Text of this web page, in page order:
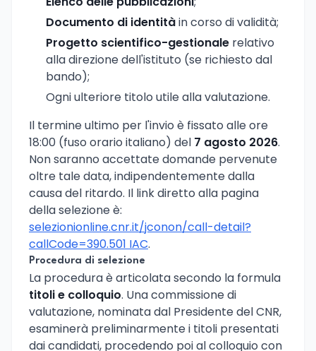
Documento di identitàin corso di validità;
Progetto scientifico-gestionale relativo
alla direzione dell'istituto (se richiesto dal
bando);
Ogni ulteriore titolo utile alla valutazione.
Il termine ultimo per l'invio è fissato alle ore
18:00 (fuso orario italiano) del 7 agosto 2026.
Non saranno accettate domande pervenute
oltre tale data, indipendentemente dalla
causa del ritardo. Il link diretto alla pagina
della selezione è:
selezionionline.cnr.it/jconon/call-detail?
callCode=390.501 IAC.
Procedura di selezione
La procedura è articolata secondo la formula
titoli e colloquio. Una commissione di
valutazione, nominata dal Presidente del CNR,
esaminerà preliminarmente i titoli presentati
dai candidati, procedendo poi al colloquio con